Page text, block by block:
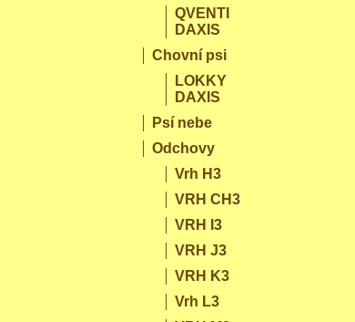
QVENTI
DAXIS
Chovní psi
LOKKY
DAXIS
Psí nebe
Odchovy
Vrh H3
VRH CH3
VRH I3
VRH J3
VRH K3
Vrh L3